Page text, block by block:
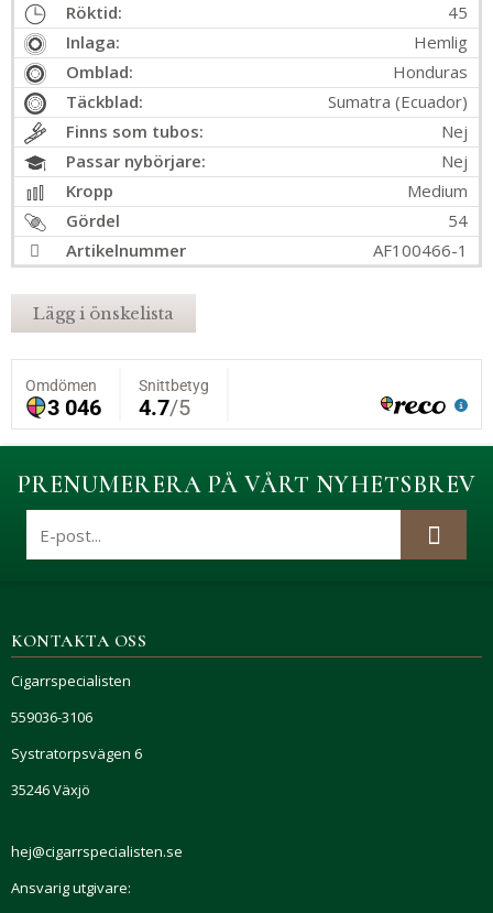
Röktid:
45
Inlaga:
Hemlig
Omblad:
Honduras
Täckblad:
Sumatra (Ecuador)
Finns som tubos:
Nej
Passar nybörjare:
Nej
Kropp
Medium
Gördel
54
Artikelnummer
AF100466-1
Lägg i önskelista
PRENUMERERA PÅ VÅRT NYHETSBREV
KONTAKTA OSS
Cigarrspecialisten
559036-3106
Systratorpsvägen 6
35246 Växjö
hej@cigarrspecialisten.se
Ansvarig utgivare: